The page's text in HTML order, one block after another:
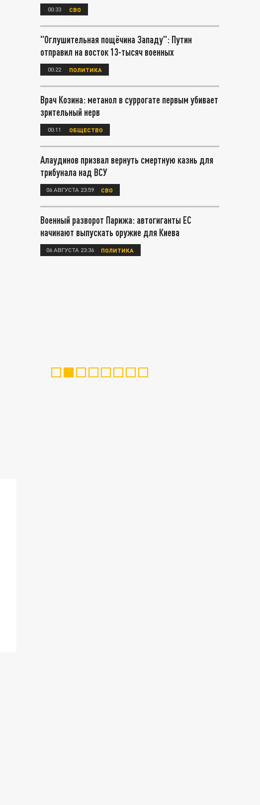
00:33 СВО
"Оглушительная пощёчина Западу": Путин
отправил на восток 13-тысяч военных
00:22 ПОЛИТИКА
Врач Козина: метанол в суррогате первым убивает
зрительный нерв
00:11 ОБЩЕСТВО
Алаудинов призвал вернуть смертную казнь для
трибунала над ВСУ
06 АВГУСТА 23:59 СВО
Военный разворот Парижа: автогиганты ЕС
начинают выпускать оружие для Киева
06 АВГУСТА 23:36 ПОЛИТИКА